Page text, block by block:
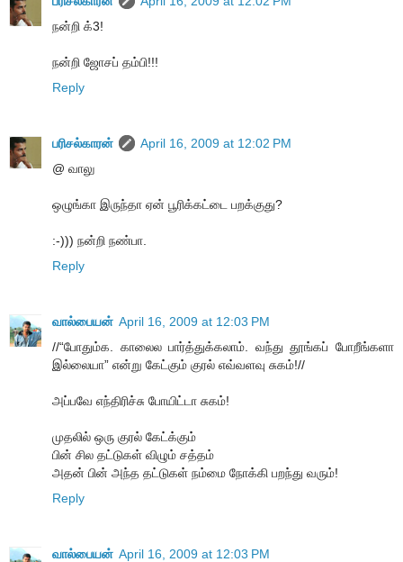
நன்றி க்3!
நன்றி ஜோசப் தம்பி!!!
Reply
பரிசல்காரன்
April 16, 2009 at 12:02 PM
@ வாலு
ஒழுங்கா இருந்தா ஏன் பூரிக்கட்டை பறக்குது?
:-))) நன்றி நண்பா.
Reply
வால்பையன் April 16, 2009 at 12:03 PM
//“போதும்க. காலைல பார்த்துக்கலாம். வந்து தூங்கப் போறீங்களா
இல்லையா” என்று கேட்கும் குரல் எவ்வளவு சுகம்!//
அப்பவே எந்திரிச்சு போயிட்டா சுகம்!
முதலில் ஒரு குரல் கேட்க்கும்
பின் சில தட்டுகள் விழும் சத்தம்
அதன் பின் அந்த தட்டுகள் நம்மை நோக்கி பறந்து வரும்!
Reply
வால்பையன் April 16, 2009 at 12:03 PM